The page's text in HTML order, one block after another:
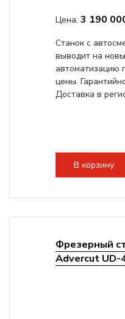
Цена: 3 190
Станок с
выводит на
автоматизацию
цены.
Доставка в
В корзину
Фрезерный
Advercut UD-